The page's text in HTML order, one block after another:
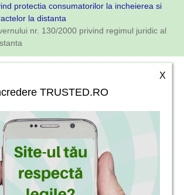
protectia consumatorilor la incheierea si
la distanta
nr. 130/2000 privind regimul juridic al
X
TRUSTED.RO